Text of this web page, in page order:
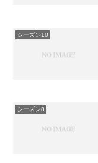
シーズン10
シーズン8